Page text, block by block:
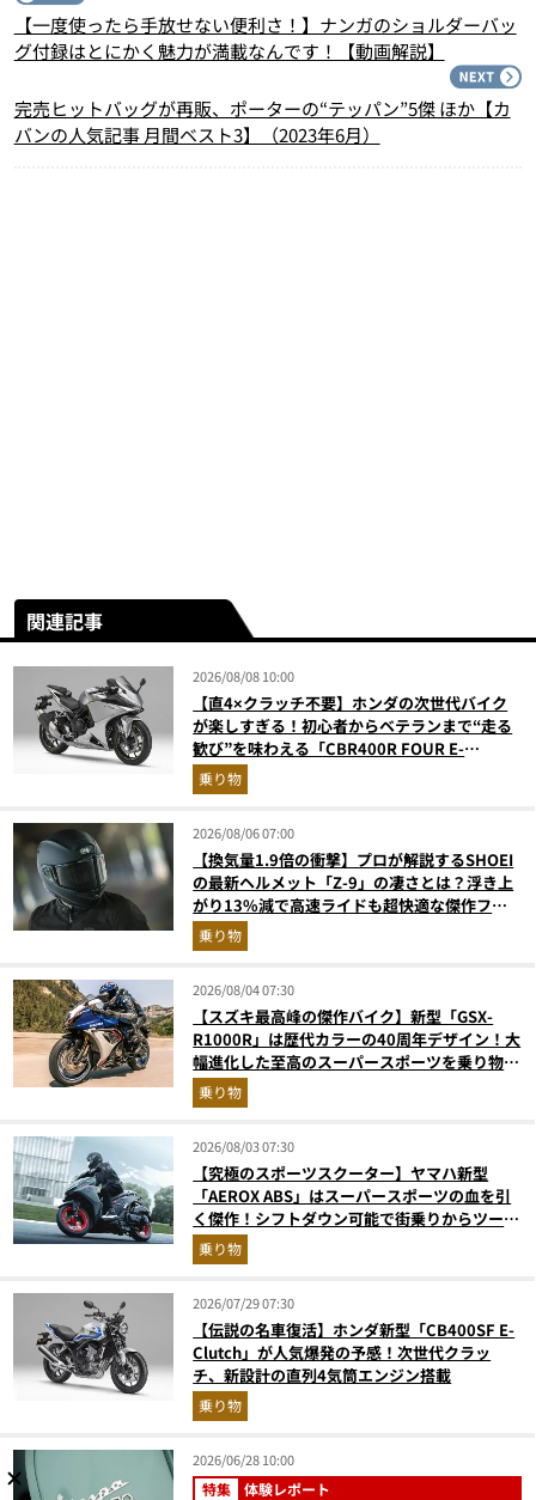
【一度使ったら手放せない便利さ！】ナンガのショルダーバッ
グ付録はとにかく魅力が満載なんです！【動画解説】
完売ヒットバッグが再販、ポーターの“テッパン”5傑 ほか【カ
バンの人気記事 月間ベスト3】（2023年6月）
関連記事
2026/08/08 10:00
【直4×クラッチ不要】ホンダの次世代バイク
が楽しすぎる！初心者からベテランまで“走る
歓び”を味わえる「CBR400R FOUR E-
Clutch」を徹底解説
乗り物
2026/08/06 07:00
【換気量1.9倍の衝撃】プロが解説するSHOEI
の最新ヘルメット「Z-9」の凄さとは？浮き上
がり13%減で高速ライドも超快適な傑作フル
フェイス
乗り物
2026/08/04 07:30
【スズキ最高峰の傑作バイク】新型「GSX-
R1000R」は歴代カラーの40周年デザイン！大
幅進化した至高のスーパースポーツを乗り物ラ
イターが解説
乗り物
2026/08/03 07:30
【究極のスポーツスクーター】ヤマハ新型
「AEROX ABS」はスーパースポーツの血を引
く傑作！シフトダウン可能で街乗りからツーリ
ングまで最強
乗り物
2026/07/29 07:30
【伝説の名車復活】ホンダ新型「CB400SF E-
Clutch」が人気爆発の予感！次世代クラッ
チ、新設計の直列4気筒エンジン搭載
乗り物
2026/06/28 10:00
特集 体験レポート